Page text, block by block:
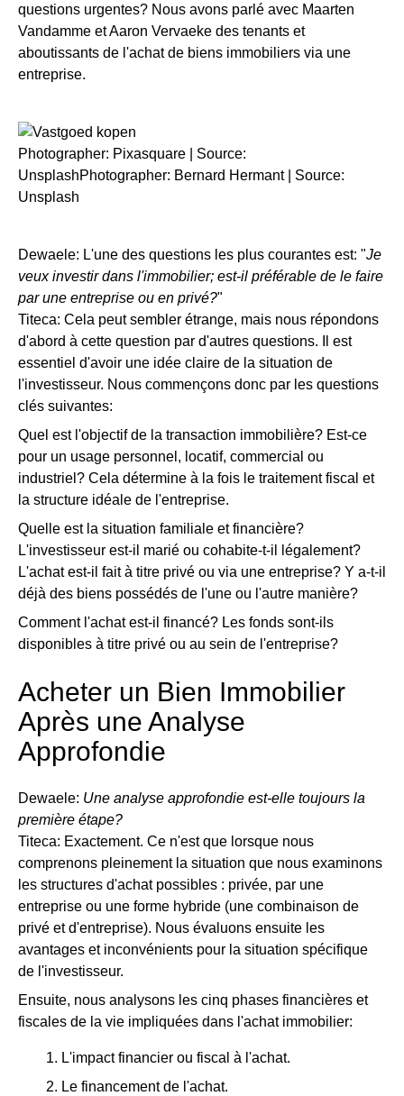
questions urgentes? Nous avons parlé avec Maarten
Vandamme et Aaron Vervaeke des tenants et
aboutissants de l'achat de biens immobiliers via une
entreprise.
Photographer: Pixasquare | Source:
UnsplashPhotographer: Bernard Hermant | Source:
Unsplash
Dewaele: L'une des questions les plus courantes est: "Je
veux investir dans l'immobilier; est-il préférable de le faire
par une entreprise ou en privé?"
Titeca: Cela peut sembler étrange, mais nous répondons
d'abord à cette question par d'autres questions. Il est
essentiel d'avoir une idée claire de la situation de
l'investisseur. Nous commençons donc par les questions
clés suivantes:
Quel est l'objectif de la transaction immobilière? Est-ce
pour un usage personnel, locatif, commercial ou
industriel? Cela détermine à la fois le traitement fiscal et
la structure idéale de l'entreprise.
Quelle est la situation familiale et financière?
L'investisseur est-il marié ou cohabite-t-il légalement?
L'achat est-il fait à titre privé ou via une entreprise? Y a-t-il
déjà des biens possédés de l'une ou l'autre manière?
Comment l'achat est-il financé? Les fonds sont-ils
disponibles à titre privé ou au sein de l'entreprise?
Acheter un Bien Immobilier
Après une Analyse
Approfondie
Dewaele: Une analyse approfondie est-elle toujours la
première étape?
Titeca: Exactement. Ce n'est que lorsque nous
comprenons pleinement la situation que nous examinons
les structures d'achat possibles : privée, par une
entreprise ou une forme hybride (une combinaison de
privé et d'entreprise). Nous évaluons ensuite les
avantages et inconvénients pour la situation spécifique
de l'investisseur.
Ensuite, nous analysons les cinq phases financières et
fiscales de la vie impliquées dans l'achat immobilier:
L'impact financier ou fiscal à l'achat.
Le financement de l'achat.